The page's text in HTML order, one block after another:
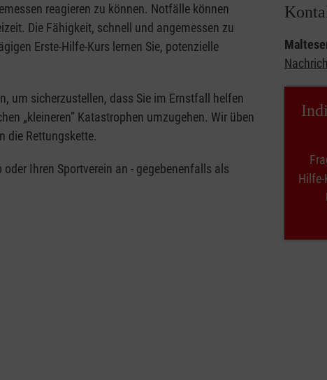
reagieren zu können. Notfälle können
Die Fähigkeit, schnell und angemessen zu
Erste-Hilfe-Kurs lernen Sie, potenzielle
um sicherzustellen, dass Sie im Ernstfall helfen
„kleineren” Katastrophen umzugehen. Wir üben
die Rettungskette.
Ihren Sportverein an - gegebenenfalls als